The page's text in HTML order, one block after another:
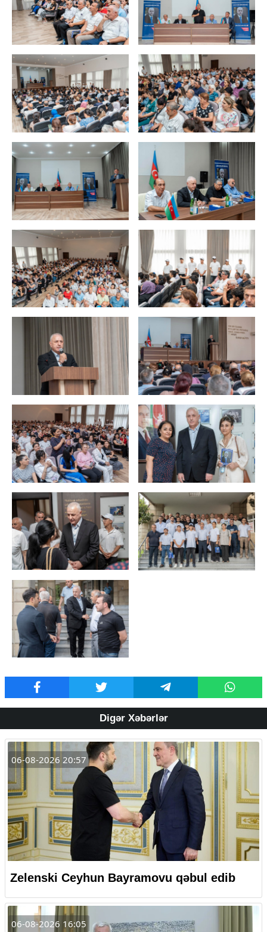
Digər Xəbərlər
06-08-2026 20:57
Zelenski Ceyhun Bayramovu qəbul edib
06-08-2026 16:05